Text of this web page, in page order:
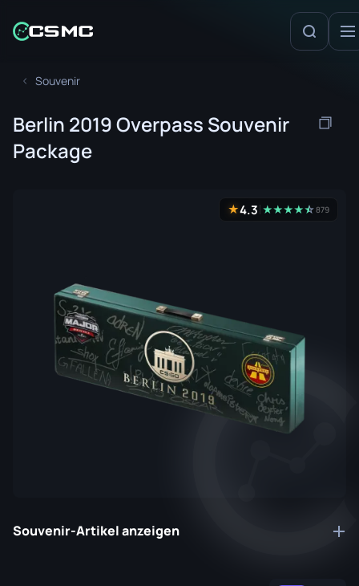
Souvenir
Berlin 2019 Overpass Souvenir
Package
★4.3 ★★★★★
☆879
Souvenir-Artikel anzeigen